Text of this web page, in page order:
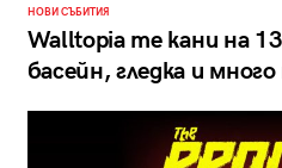
НОВИ СЪБИТИЯ
Walltopia те кани на
басейн, гледка и